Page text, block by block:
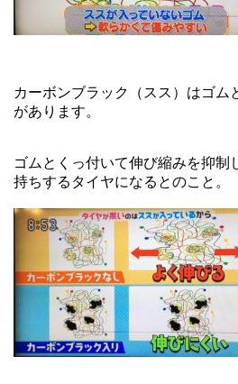
カーボンブラック（スス）はゴム
があります。
ゴムとくっ付いて伸び縮みを抑制
持ちするタイヤになるとのこと。